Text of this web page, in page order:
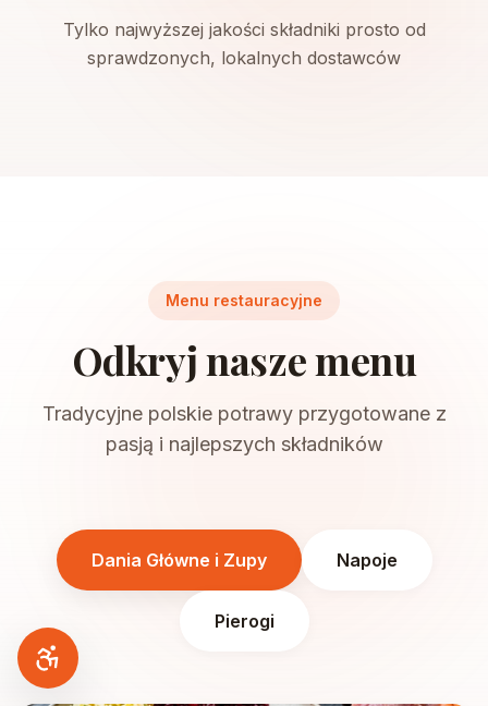
Tylko najwyższej jakości składniki prosto od
sprawdzonych, lokalnych dostawców
Menu restauracyjne
Odkryj nasze menu
Tradycyjne polskie potrawy przygotowane z
pasją i najlepszych składników
Dania Główne i Zupy Napoje
Pierogi
Dostępność